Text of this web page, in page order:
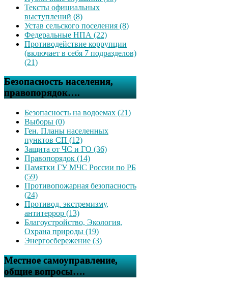
Тексты официальных
выступлений (8)
Устав сельского поселения (8)
Федеральные НПА (22)
Противодействие коррупции
(включает в себя 7 подразделов)
(21)
Безопасность населения,
правопорядок….
Безопасность на водоемах (21)
Выборы (0)
Ген. Планы населенных
пунктов СП (12)
Защита от ЧС и ГО (36)
Правопорядок (14)
Памятки ГУ МЧС России по РБ
(59)
Противопожарная безопасность
(24)
Противод. экстремизму,
антитеррор (13)
Благоустройство, Экология,
Охрана природы (19)
Энергосбережение (3)
Местное самоуправление,
общие вопросы….